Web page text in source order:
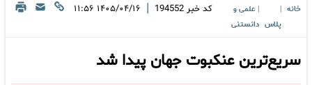
خانه
پلاس
علمی و
دانستنی
کد خبر 194552
| ۱۴۰۵/۰۴/۱۶ ۱۱:۵۶
سریع‌ترین عنکبوت جهان پیدا شد